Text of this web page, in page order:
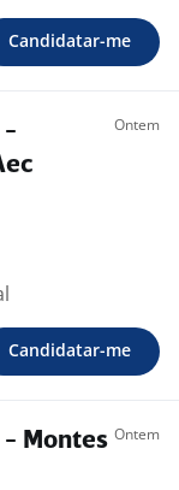
Candidatar-me
-
Ontem
Candidatar-me
Montes Ontem